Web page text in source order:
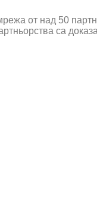
от над 50
са